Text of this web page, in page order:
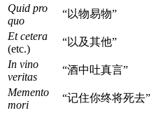
Quid pro
quo
“以物易物”
Et cetera
(etc.)
“以及其他”
In vino
veritas
“酒中吐真言”
Memento
mori
“记住你终将死去”